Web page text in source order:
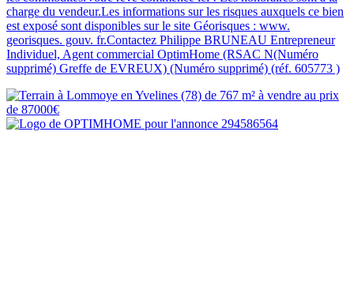
charge du vendeur.Les informations sur les risques auxquels ce bien
est exposé sont disponibles sur le site Géorisques : www.
georisques. gouv. fr.Contactez Philippe BRUNEAU Entrepreneur
Individuel, Agent commercial OptimHome (RSAC N(Numéro
supprimé) Greffe de EVREUX) (Numéro supprimé) (réf. 605773 )